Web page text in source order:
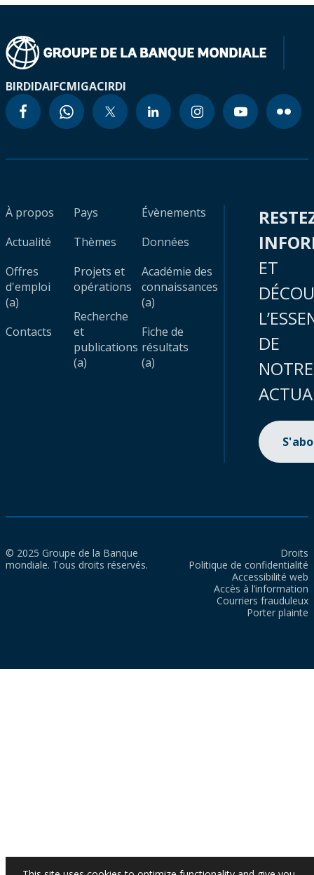
BIRDIDAIFCMIGACIRDI
À propos
Actualité
Offres
d'emploi
(a)
Contacts
Pays
Thèmes
Projets et
opérations
Recherche
et
publications
(a)
Évènements
Données
Académie des
connaissances
(a)
Fiche de
résultats
(a)
ET
DE
NOTRE
© 2025 Groupe de la Banque
mondiale. Tous droits réservés.
Droits
Politique de confidentialité
Accessibilité web
Accès à l’information
Courriers frauduleux
Porter plainte